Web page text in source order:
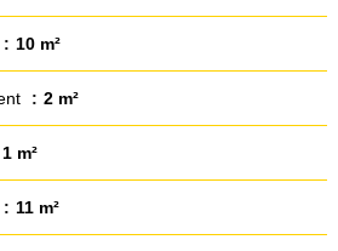
10 m²
2 m²
1 m²
11 m²